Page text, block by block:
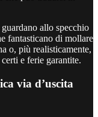
allo specchio
fantasticano di mollare
o, più realisticamente,
e ferie garantite.
via d’uscita